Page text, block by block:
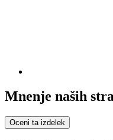
Mnenje naših
Oceni ta izdelek